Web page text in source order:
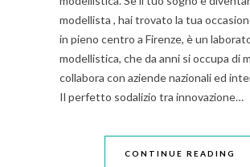
modellista , hai trovato la tua
in pieno centro a Firenze, è un
modellistica, che da anni si occupa di
collabora con aziende nazionali ed
Il perfetto sodalizio tra innovazione…
CONTINUE READING